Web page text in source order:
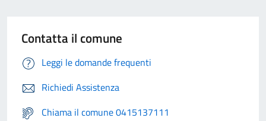
Contatta il comune
Leggi le domande frequenti
Richiedi Assistenza
Chiama il comune 0415137111